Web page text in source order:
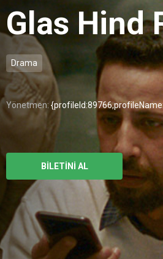
Glas Hind
Drama
Yönetmen:
BİLETİNİ AL